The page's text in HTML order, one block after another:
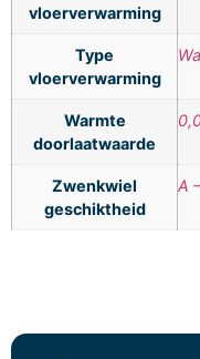
vloerverwarming
Type
vloerverwarming
Warmte
doorlaatwaarde
Zwenkwiel
geschiktheid
A